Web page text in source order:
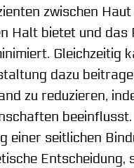
zwischen
Halt bietet und das
Gleichzeitig
dazu
zu reduzieren,
beeinflusst.
einer seitlichen
Entscheidung,